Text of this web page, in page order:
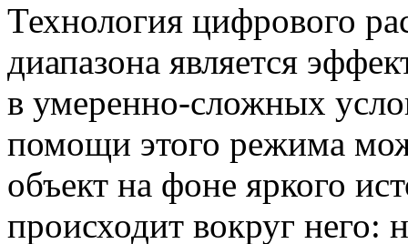
Технология цифрового
диапазона является
в умеренно-сложных
помощи этого режима
объект на фоне яркого
происходит вокруг